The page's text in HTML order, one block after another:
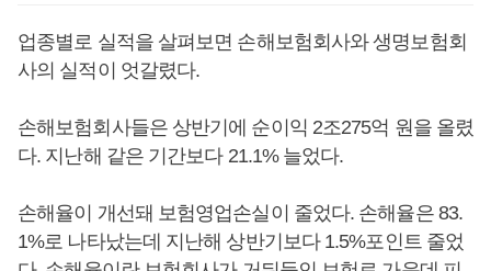
업종별로 실적을 살펴보면 손해보험회사와 생명보험회
사의 실적이 엇갈렸다.
손해보험회사들은 상반기에 순이익 2조275억 원을 올렸
다. 지난해 같은 기간보다 21.1% 늘었다.
손해율이 개선돼 보험영업손실이 줄었다. 손해율은 83.
1%로 나타났는데 지난해 상반기보다 1.5%포인트 줄었